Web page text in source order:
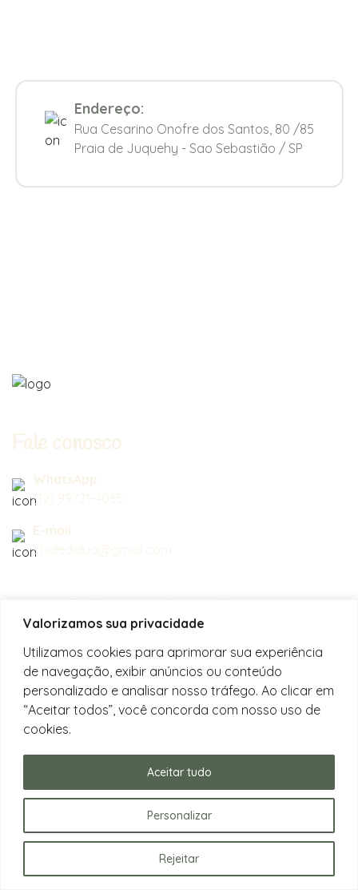
Valorizamos sua privacidade
Utilizamos cookies para aprimorar sua experiência
de navegação, exibir anúncios ou conteúdo
personalizado e analisar nosso tráfego. Ao clicar em
“Aceitar todos”, você concorda com nosso uso de
cookies.
Personalizar
Rejeitar
Aceitar tudo
Endereço:
Rua Cesarino Onofre dos Santos, 80 /85
Praia de Juquehy - Sao Sebastião / SP
Fale conosco
WhatsApp
(12) 99721-4065
E-mail
chaledalua@gmail.com
na bela praia de Juquehy.
Instagram
@chalesdaluajuquehy
Facebook
Chalés da Lua Juquehy